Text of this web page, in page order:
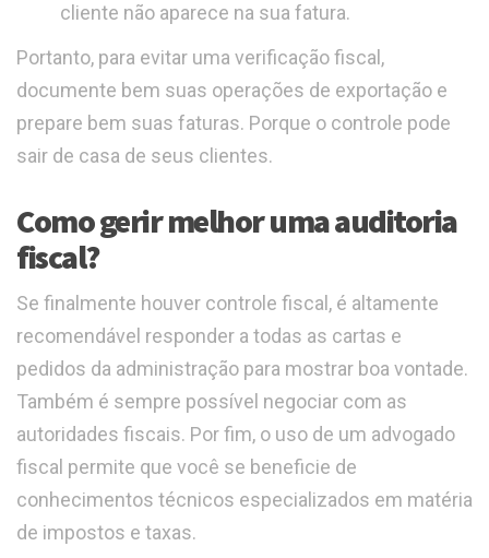
cliente não aparece na sua fatura.
Portanto, para evitar uma verificação fiscal,
documente bem suas operações de exportação e
prepare bem suas faturas. Porque o controle pode
sair de casa de seus clientes.
Como gerir melhor uma auditoria
fiscal?
Se finalmente houver controle fiscal, é altamente
recomendável responder a todas as cartas e
pedidos da administração para mostrar boa vontade.
Também é sempre possível negociar com as
autoridades fiscais. Por fim, o uso de um advogado
fiscal permite que você se beneficie de
conhecimentos técnicos especializados em matéria
de impostos e taxas.